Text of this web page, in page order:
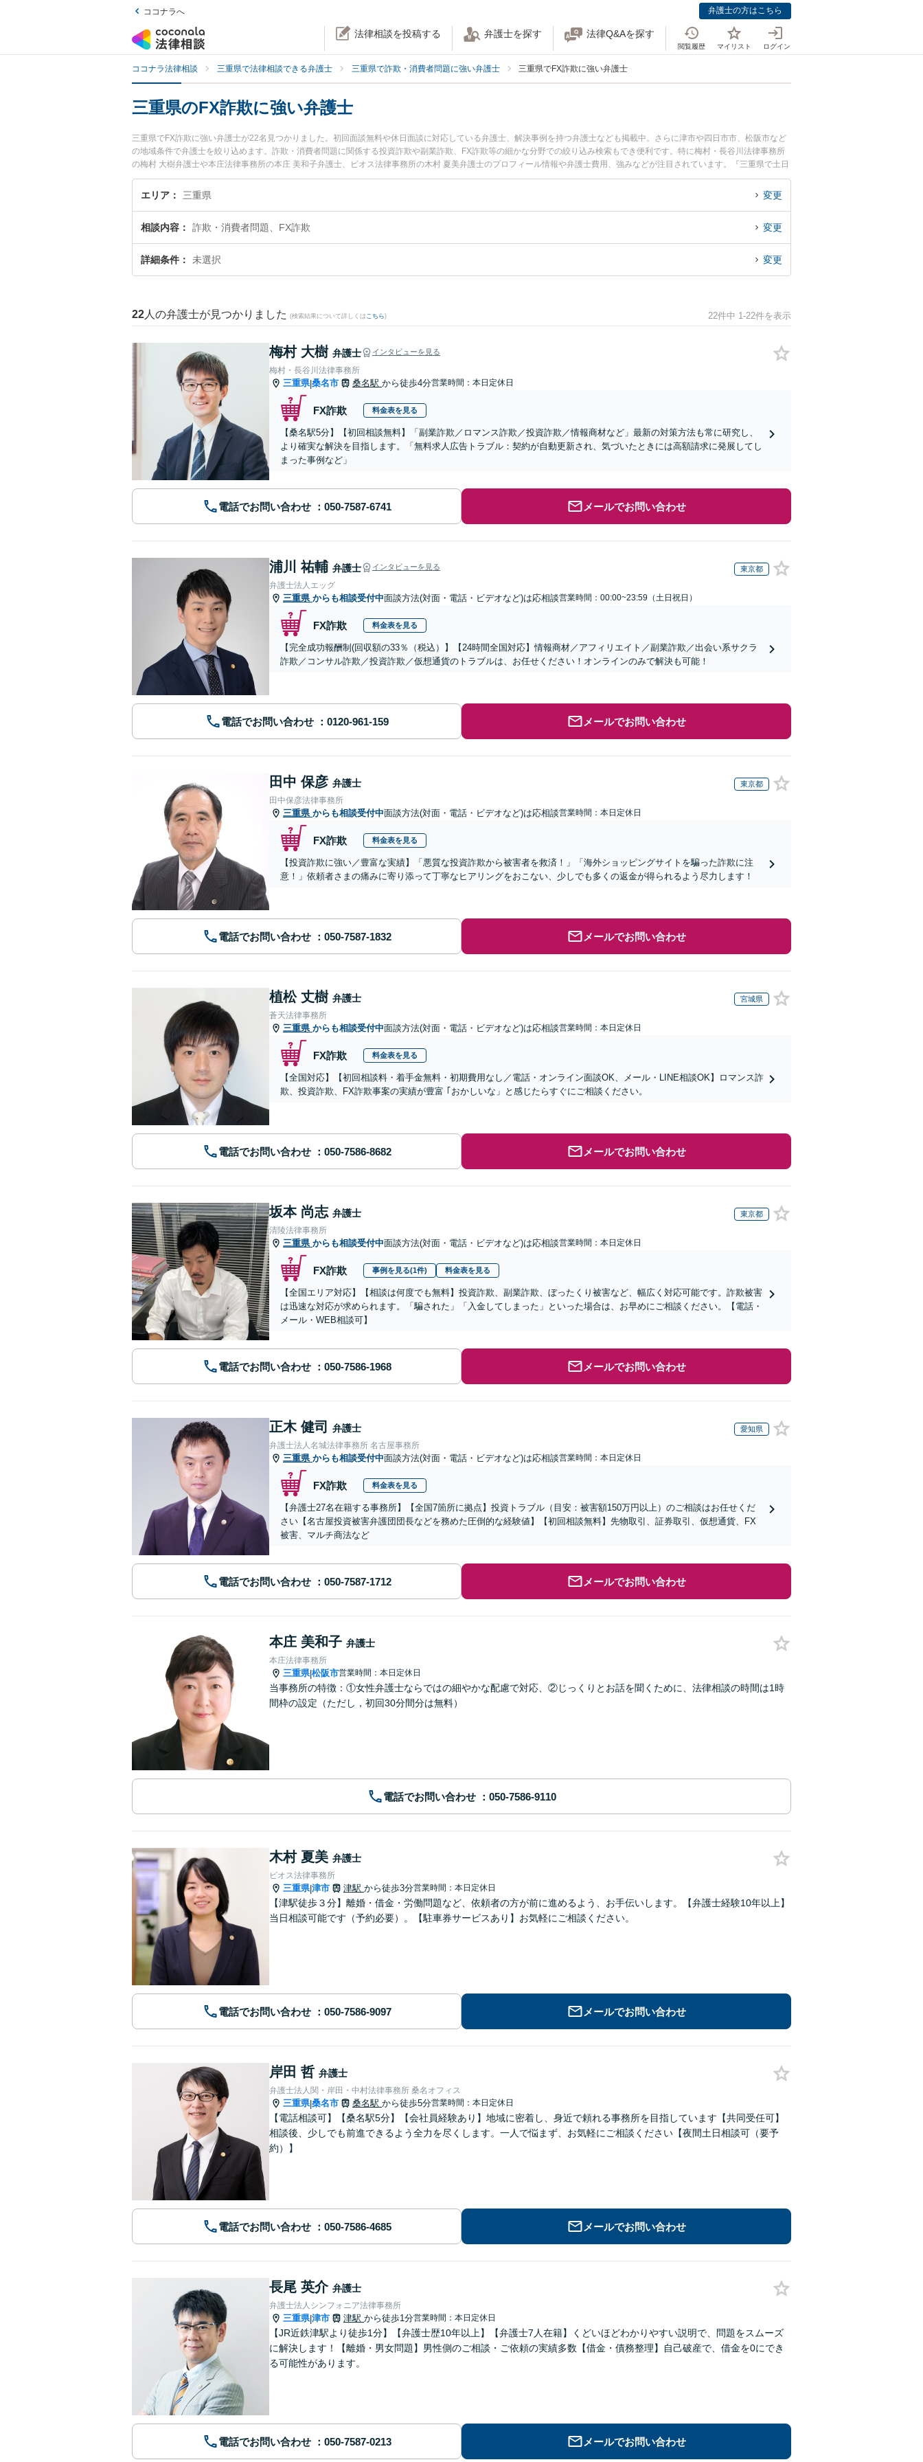
ココナラへ 弁護士の方はこちら
法律相談を投稿する 弁護士を探す 法律Q&Aを探す
閲覧履歴 マイリスト ログイン
ココナラ法律相談 三重県で法律相談できる弁護士 三重県で詐欺・消費者問題に強い弁護士 三重県でFX詐欺に強い弁護士
三重県のFX詐欺に強い弁護士
三重県でFX詐欺に強い弁護士が22名見つかりました。初回面談無料や休日面談に対応している弁護士、解決事例を持つ弁護士なども掲載中。さらに津市や四日市市、松阪市など
の地域条件で弁護士を絞り込めます。詐欺・消費者問題に関係する投資詐欺や副業詐欺、FX詐欺等の細かな分野での絞り込み検索もでき便利です。特に梅村・長谷川法律事務所
の梅村 大樹弁護士や本庄法律事務所の本庄 美和子弁護士、ビオス法律事務所の木村 夏美弁護士のプロフィール情報や弁護士費用、強みなどが注目されています。『三重県で土日
や夜間に発生したFX詐欺のトラブルを今すぐに弁護士に相談したい』『FX詐欺のトラブル解決の実績豊富な近くの弁護士を検索したい』『初回相談無料でFX詐欺を法律相談でき
る三重県内の弁護士に相談予約したい』などでお困りの相談者さんにおすすめです。
エリア 三重県 変更
相談内容 詐欺・消費者問題、FX詐欺 変更
詳細条件 未選択 変更
22 人の弁護士が見つかりました (検索結果について詳しくは こちら) 22件中 1-22件を表示
梅村 大樹 弁護士 インタビューを見る
梅村・長谷川法律事務所
三重県|桑名市 桑名駅 から徒歩4分営業時間：本日定休日
FX詐欺 料金表を見る
【桑名駅5分】【初回相談無料】「副業詐欺／ロマンス詐欺／投資詐欺／情報商材など」最新の対策方法も常に研究し、
より確実な解決を目指します。「無料求人広告トラブル：契約が自動更新され、気づいたときには高額請求に発展してし
まった事例など」
電話でお問い合わせ メールでお問い合わせ
浦川 祐輔 弁護士 インタビューを見る 東京都
弁護士法人エッグ
三重県 からも相談受付中面談方法(対面・電話・ビデオなど)は応相談営業時間：00:00~23:59（土日祝日）
FX詐欺 料金表を見る
【完全成功報酬制(回収額の33％（税込）】【24時間全国対応】情報商材／アフィリエイト／副業詐欺／出会い系サクラ
詐欺／コンサル詐欺／投資詐欺／仮想通貨のトラブルは、お任せください！オンラインのみで解決も可能！
電話でお問い合わせ メールでお問い合わせ
田中 保彦 弁護士 東京都
田中保彦法律事務所
三重県 からも相談受付中面談方法(対面・電話・ビデオなど)は応相談営業時間：本日定休日
FX詐欺 料金表を見る
【投資詐欺に強い／豊富な実績】「悪質な投資詐欺から被害者を救済！」「海外ショッピングサイトを騙った詐欺に注
意！」依頼者さまの痛みに寄り添って丁寧なヒアリングをおこない、少しでも多くの返金が得られるよう尽力します！
電話でお問い合わせ メールでお問い合わせ
植松 丈樹 弁護士 宮城県
蒼天法律事務所
三重県 からも相談受付中面談方法(対面・電話・ビデオなど)は応相談営業時間：本日定休日
FX詐欺 料金表を見る
【全国対応】【初回相談料・着手金無料・初期費用なし／電話・オンライン面談OK、メール・LINE相談OK】ロマンス詐
欺、投資詐欺、FX詐欺事案の実績が豊富 ｢おかしいな」と感じたらすぐにご相談ください。
電話でお問い合わせ メールでお問い合わせ
坂本 尚志 弁護士 東京都
清陵法律事務所
三重県 からも相談受付中面談方法(対面・電話・ビデオなど)は応相談営業時間：本日定休日
FX詐欺 事例を見る(1件) 料金表を見る
【全国エリア対応】【相談は何度でも無料】投資詐欺、副業詐欺、ぼったくり被害など、幅広く対応可能です。詐欺被害
は迅速な対応が求められます。「騙された」「入金してしまった」といった場合は、お早めにご相談ください。【電話・
メール・WEB相談可】
電話でお問い合わせ メールでお問い合わせ
正木 健司 弁護士 愛知県
弁護士法人名城法律事務所 名古屋事務所
三重県 からも相談受付中面談方法(対面・電話・ビデオなど)は応相談営業時間：本日定休日
FX詐欺 料金表を見る
【弁護士27名在籍する事務所】【全国7箇所に拠点】投資トラブル（目安：被害額150万円以上）のご相談はお任せくだ
さい【名古屋投資被害弁護団団長などを務めた圧倒的な経験値】【初回相談無料】先物取引、証券取引、仮想通貨、FX
被害、マルチ商法など
電話でお問い合わせ メールでお問い合わせ
本庄 美和子 弁護士
本庄法律事務所
三重県|松阪市営業時間：本日定休日
当事務所の特徴：①女性弁護士ならではの細やかな配慮で対応、②じっくりとお話を聞くために、法律相談の時間は1時
間枠の設定（ただし，初回30分間分は無料）
電話でお問い合わせ
木村 夏美 弁護士
ビオス法律事務所
三重県|津市 津駅 から徒歩3分営業時間：本日定休日
【津駅徒歩３分】離婚・借金・労働問題など、依頼者の方が前に進めるよう、お手伝いします。【弁護士経験10年以上】
当日相談可能です（予約必要）。【駐車券サービスあり】お気軽にご相談ください。
電話でお問い合わせ メールでお問い合わせ
岸田 哲 弁護士
弁護士法人関・岸田・中村法律事務所 桑名オフィス
三重県|桑名市 桑名駅 から徒歩5分営業時間：本日定休日
【電話相談可】【桑名駅5分】【会社員経験あり】地域に密着し、身近で頼れる事務所を目指しています【共同受任可】
相談後、少しでも前進できるよう全力を尽くします。一人で悩まず、お気軽にご相談ください【夜間土日相談可（要予
約）】
電話でお問い合わせ メールでお問い合わせ
長尾 英介 弁護士
弁護士法人シンフォニア法律事務所
三重県|津市 津駅 から徒歩1分営業時間：本日定休日
【JR近鉄津駅より徒歩1分】【弁護士歴10年以上】【弁護士7人在籍】くどいほどわかりやすい説明で、問題をスムーズ
に解決します！【離婚・男女問題】男性側のご相談・ご依頼の実績多数【借金・債務整理】自己破産で、借金を0にでき
る可能性があります。
電話でお問い合わせ メールでお問い合わせ